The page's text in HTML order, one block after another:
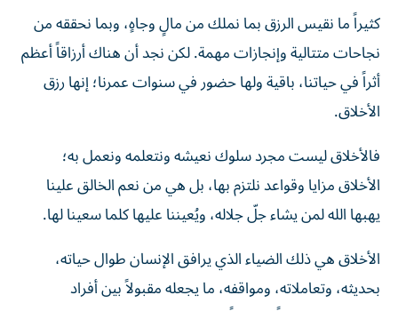
كثيراً ما نقيس الرزق بما نملك من مالٍ وجاهٍ، وبما نحققه من
نجاحات متتالية وإنجازات مهمة. لكن نجد أن هناك أرزاقاً أعظم
أثراً في حياتنا، باقية ولها حضور في سنوات عمرنا؛ إنها رزق
الأخلاق.
فالأخلاق ليست مجرد سلوك نعيشه ونتعلمه ونعمل به؛
الأخلاق مزايا وقواعد نلتزم بها، بل هي من نعم الخالق علينا
يهبها الله لمن يشاء جلّ جلاله، ويُعيننا عليها كلما سعينا لها.
الأخلاق هي ذلك الضياء الذي يرافق الإنسان طوال حياته،
بحديثه، وتعاملاته، ومواقفه، ما يجعله مقبولاً بين أفراد